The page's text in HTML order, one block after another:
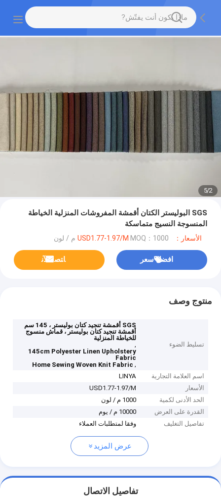
2
/
5
SGS البوليستر الكتان أقمشة المفروشات المنزلية الخياطة
المنسوجة النسيج متماسكة
الأسعار：USD1.77-1.97/M MOQ：1000 م / لون
افضل سعر ﺎﺘﺼﻟ ﺍﻶﻧ
منتوج وصف
تسليط الضوء
SGS أقمشة تنجيد كتان بوليستر ، 145 سم
أقمشة تنجيد كتان بوليستر ، قماش منسوج
للخياطة المنزلية
,
145cm Polyester Linen Upholstery
Fabric
,
Home Sewing Woven Knit Fabric
اسم العلامة التجارية
LINYA
الأسعار
USD1.77-1.97/M
الحد الأدنى لكمية
1000 م / لون
القدرة على العرض
10000 م / يوم
تفاصيل التغليف
وفقا لمتطلبات العملاء
عرض المزيد
تفاصيل الاتصال